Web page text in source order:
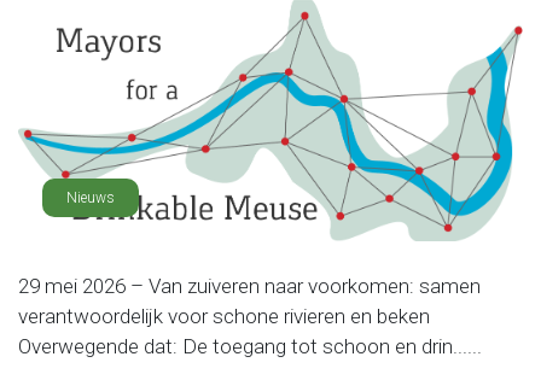
Nieuws
29 mei 2026 – Van zuiveren naar voorkomen: samen
verantwoordelijk voor schone rivieren en beken
Overwegende dat: De toegang tot schoon en drin......